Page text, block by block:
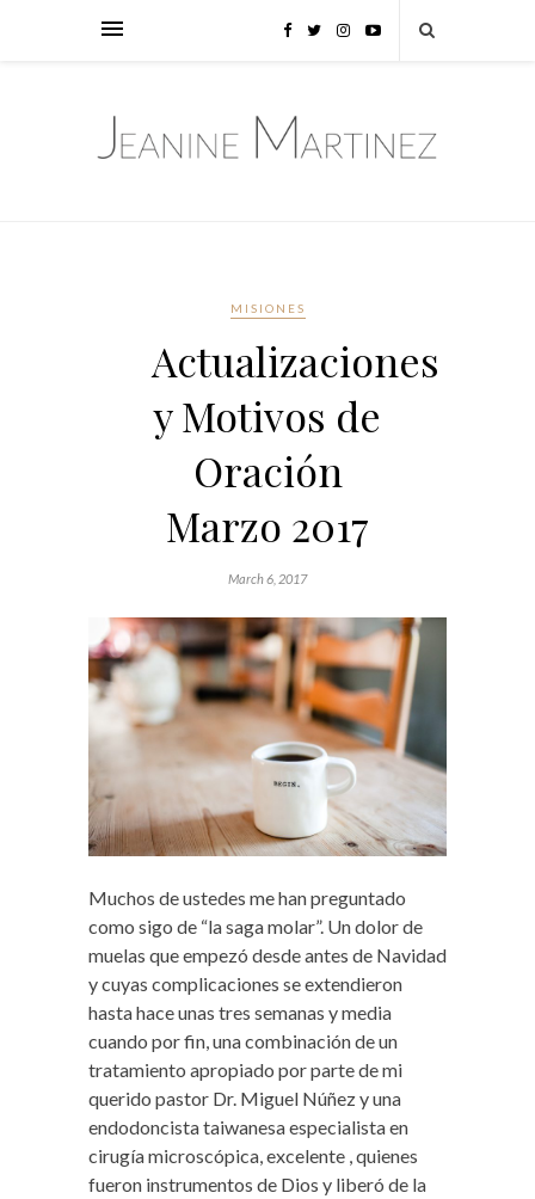
MISIONES
Actualizaciones
y Motivos de
Oración
Marzo 2017
March 6, 2017
Muchos de ustedes me han preguntado
como sigo de “la saga molar”. Un dolor de
muelas que empezó desde antes de Navidad
y cuyas complicaciones se extendieron
hasta hace unas tres semanas y media
cuando por fin, una combinación de un
tratamiento apropiado por parte de mi
querido pastor Dr. Miguel Núñez y una
endodoncista taiwanesa especialista en
cirugía microscópica, excelente , quienes
fueron instrumentos de Dios y liberó de la